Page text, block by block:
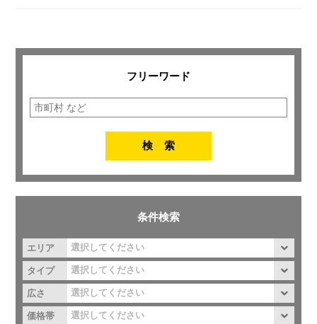
フリーワード
条件検索
エリア
タイプ
広さ
価格帯